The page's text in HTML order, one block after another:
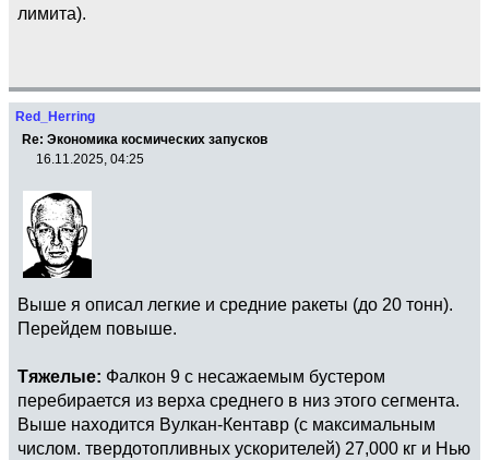
лимита).
Red_Herring
Re: Экономика космических запусков
16.11.2025, 04:25
Выше я описал легкие и средние ракеты (до 20 тонн).
Перейдем повыше.
Тяжелые: Фалкон 9 с несажаемым бустером
перебирается из верха среднего в низ этого сегмента.
Выше находится Вулкан-Кентавр (с максимальным
числом. твердотопливных ускорителей) 27,000 кг и Нью